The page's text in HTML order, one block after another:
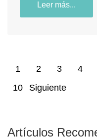
Leer más...
1 2 3 4
10
Siguiente
Artículos